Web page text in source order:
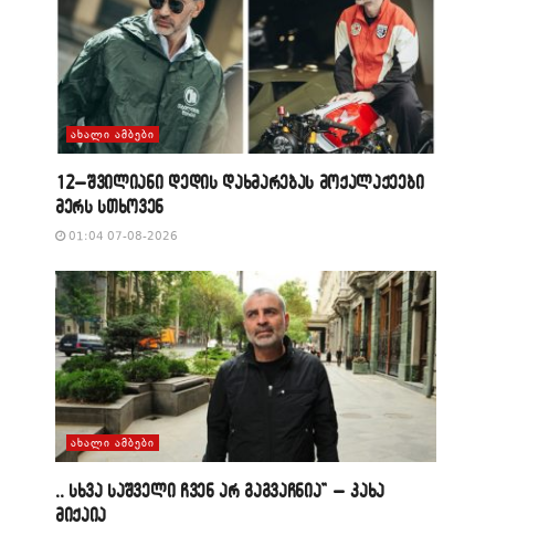
ᲐᲮᲐᲚᲘ ᲐᲛᲑᲔᲑᲘ
12–შვილიანი დედის დახმარებას მოქალაქეები
მერს სთხოვენ
01:04 07-08-2026
ᲐᲮᲐᲚᲘ ᲐᲛᲑᲔᲑᲘ
,, სხვა საშველი ჩვენ არ გაგვაჩნია” – კახა
მიქაია